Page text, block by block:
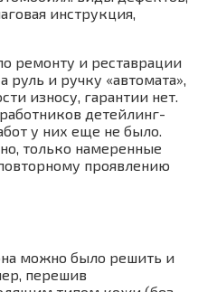
ремонту и реставрации
и ручку «автомата»,
износу, гарантии нет.
детейлинг-
у них еще не было.
только намеренные
проявлению
можно было решить и
перешив